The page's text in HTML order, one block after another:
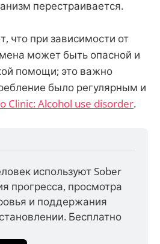
перестраивается.
что при зависимости от
может быть опасной и
помощи; это важно
было регулярным и
Clinic: Alcohol use disorder.
используют Sober
прогресса, просмотра
и поддержания
Бесплатно